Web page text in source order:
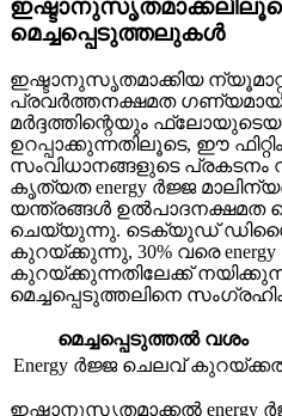
മെച്ചപ്പെടുത്തലുകൾ
ഇഷ്ടാനുസൃതമാക്കിയ
പ്രവർത്തനക്ഷമത
മർദ്ദത്തിന്റെയും
ഉറപ്പാക്കുന്നതിലൂടെ, ഈ
സംവിധാനങ്ങളുടെ പ്രകടനം
കൃത്യത energy ർജ്ജ
യന്ത്രങ്ങൾ ഉൽപാദനക്ഷമത
ചെയ്യുന്നു. ടെക്യുഡ്
കുറയ്ക്കുന്നു, 30% വരെ
കുറയ്ക്കുന്നതിലേക്ക്
മെച്ചപ്പെടുത്തലിനെ
മെച്ചപ്പെടുത്തൽ വശം
Energy ർജ്ജ ചെലവ്
ഇഷ്ടാനുസൃതമാക്കൽ energy